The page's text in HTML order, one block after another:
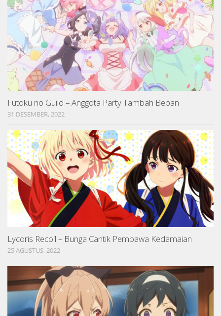
Futoku no Guild – Anggota Party Tambah Beban
31 DESEMBER, 2022
Lycoris Recoil – Bunga Cantik Pembawa Kedamaian
25 AGUSTUS, 2022